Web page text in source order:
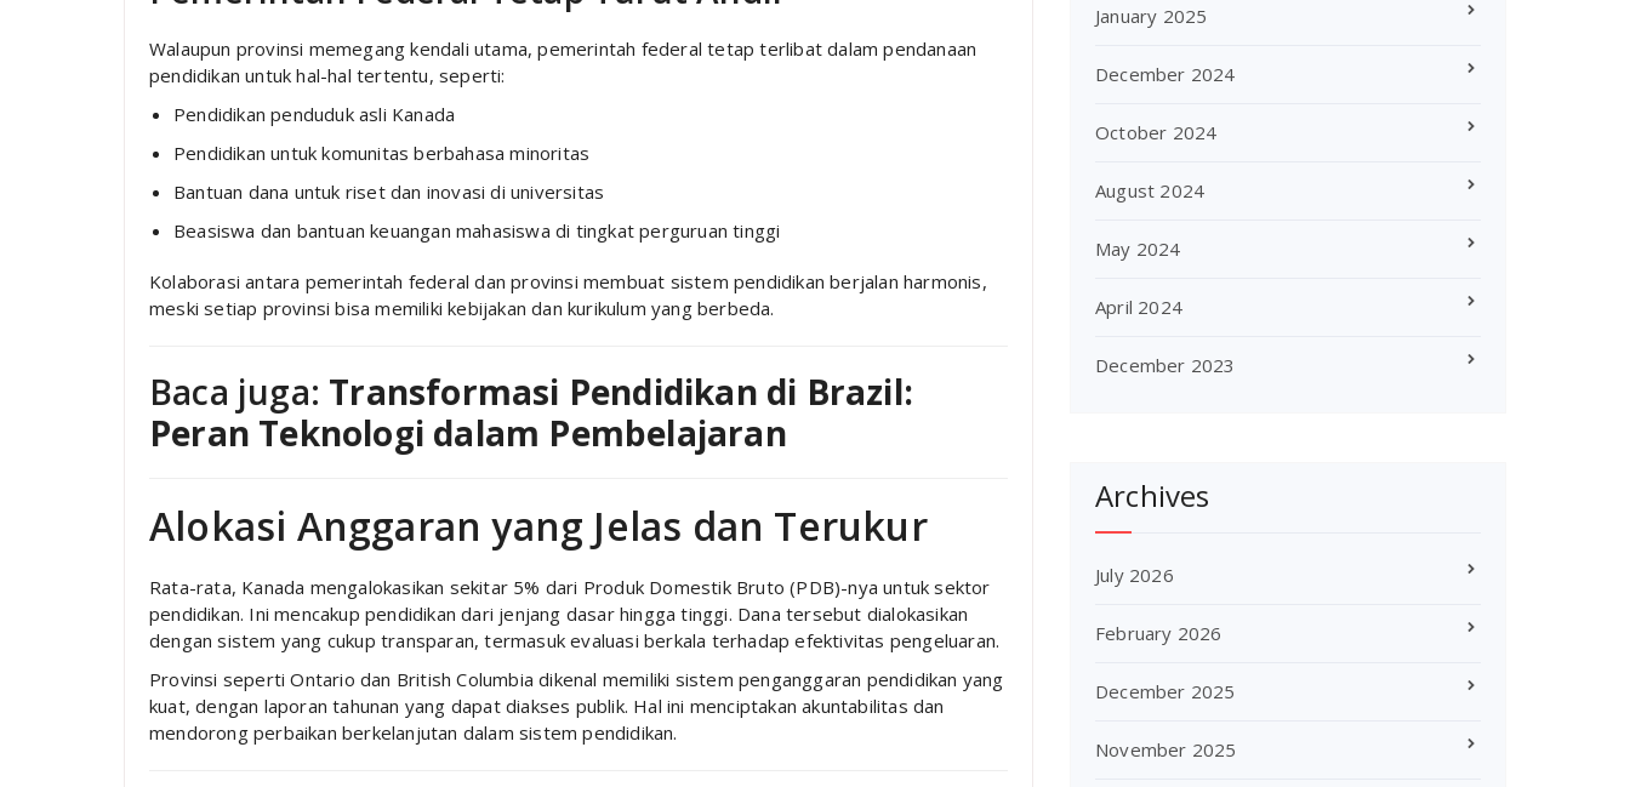
Walaupun provinsi memegang kendali utama, pemerintah federal tetap terlibat dalam pendanaan
pendidikan untuk hal-hal tertentu, seperti:
Pendidikan penduduk asli Kanada
Pendidikan untuk komunitas berbahasa minoritas
Bantuan dana untuk riset dan inovasi di universitas
Beasiswa dan bantuan keuangan mahasiswa di tingkat perguruan tinggi
Kolaborasi antara pemerintah federal dan provinsi membuat sistem pendidikan berjalan harmonis,
meski setiap provinsi bisa memiliki kebijakan dan kurikulum yang berbeda.
Baca juga: Transformasi Pendidikan di Brazil:
Peran Teknologi dalam Pembelajaran
Alokasi Anggaran yang Jelas dan Terukur
Rata-rata, Kanada mengalokasikan sekitar 5% dari Produk Domestik Bruto (PDB)-nya untuk sektor
pendidikan. Ini mencakup pendidikan dari jenjang dasar hingga tinggi. Dana tersebut dialokasikan
dengan sistem yang cukup transparan, termasuk evaluasi berkala terhadap efektivitas pengeluaran.
Provinsi seperti Ontario dan British Columbia dikenal memiliki sistem penganggaran pendidikan yang
kuat, dengan laporan tahunan yang dapat diakses publik. Hal ini menciptakan akuntabilitas dan
mendorong perbaikan berkelanjutan dalam sistem pendidikan.
January 2025
December 2024
October 2024
August 2024
May 2024
April 2024
December 2023
Archives
July 2026
February 2026
December 2025
November 2025